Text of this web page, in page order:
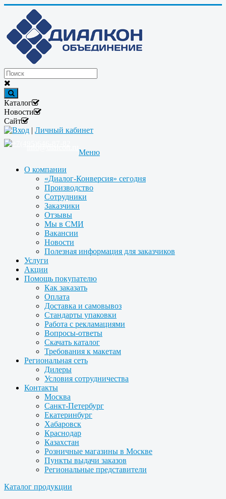
Каталог
Новости
Сайт
Вход | Личный кабинет
Меню
О компании
«Диалог-Конверсия» сегодня
Производство
Сотрудники
Заказчики
Отзывы
Мы в СМИ
Вакансии
Новости
Полезная информация для заказчиков
Услуги
Акции
Помощь покупателю
Как заказать
Оплата
Доставка и самовывоз
Стандарты упаковки
Работа с рекламациями
Вопросы-ответы
Скачать каталог
Требования к макетам
Региональная сеть
Дилеры
Условия сотрудничества
Контакты
Москва
Санкт-Петербург
Екатеринбург
Хабаровск
Краснодар
Казахстан
Розничные магазины в Москве
Пункты выдачи заказов
Региональные представители
Каталог продукции